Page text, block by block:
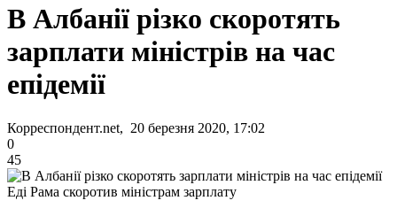
В Албанії різко скоротять
зарплати міністрів на час
епідемії
Корреспондент.net, 20 березня 2020, 17:02
0
45
Еді Рама скоротив міністрам зарплату